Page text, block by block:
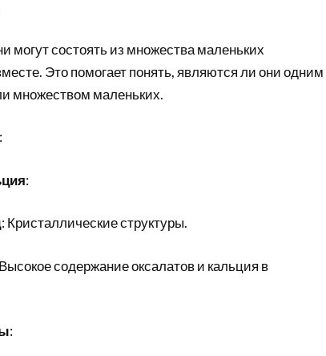
могут состоять из множества маленьких
Это помогает понять, являются ли они одним
множеством маленьких.
:
: Кристаллические структуры.
содержание оксалатов и кальция в
: